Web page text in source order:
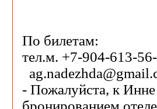
По билетам:
тел.м. +7-904-613-
- Пожалуйста, к
бронированием